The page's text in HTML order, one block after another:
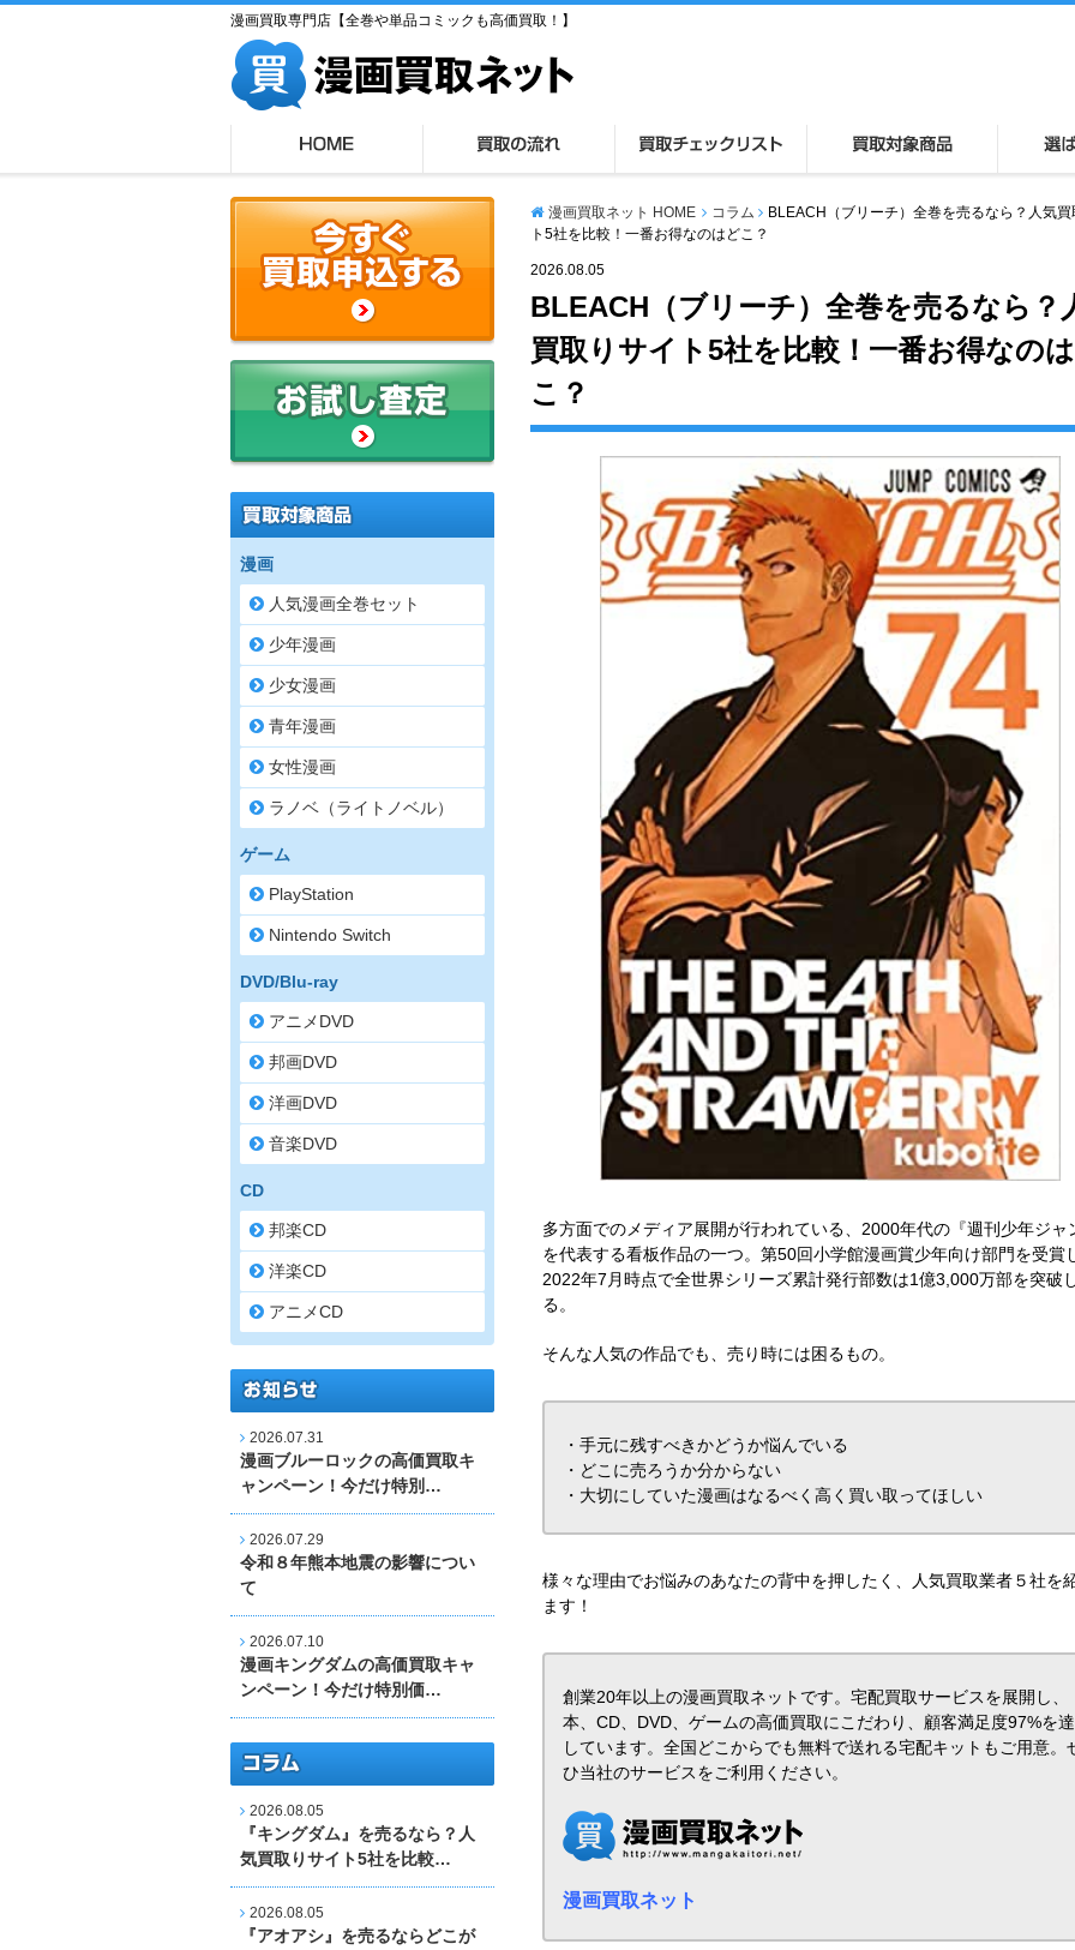
漫画買取専門店【全巻や単品コミックも高価買取！】
漫画買取ネット HOME コラム
BLEACH（ブリーチ）全巻を売るなら？人気買
ト5社を比較！一番お得なのはどこ？
2026.08.05
BLEACH（ブリーチ）全巻を売るなら？
買取りサイト5社を比較！一番お得なの
こ？
多方面でのメディア展開が行われている、2000年代の『週刊少年ジャ
を代表する看板作品の一つ。第50回小学館漫画賞少年向け部門を受賞
2022年7月時点で全世界シリーズ累計発行部数は1億3,000万部を突破
る。
そんな人気の作品でも、売り時には困るもの。
・手元に残すべきかどうか悩んでいる
・どこに売ろうか分からない
・大切にしていた漫画はなるべく高く買い取ってほしい
様々な理由でお悩みのあなたの背中を押したく、人気買取業者５社を
ます！
創業20年以上の漫画買取ネットです。宅配買取サービスを展開し、
本、CD、DVD、ゲームの高価買取にこだわり、顧客満足度97%を
しています。全国どこからでも無料で送れる宅配キットもご用意。
ひ当社のサービスをご利用ください。
漫画買取ネット
漫画
人気漫画全巻セット
少年漫画
少女漫画
青年漫画
女性漫画
ラノベ（ライトノベル）
ゲーム
PlayStation
Nintendo Switch
DVD/Blu-ray
アニメDVD
邦画DVD
洋画DVD
音楽DVD
CD
邦楽CD
洋楽CD
アニメCD
2026.07.31
漫画ブルーロックの高価買取キ
ャンペーン！今だけ特別…
2026.07.29
令和８年熊本地震の影響につい
て
2026.07.10
漫画キングダムの高価買取キャ
ンペーン！今だけ特別価…
2026.08.05
『キングダム』を売るなら？人
気買取りサイト5社を比較…
2026.08.05
『アオアシ』を売るならどこが